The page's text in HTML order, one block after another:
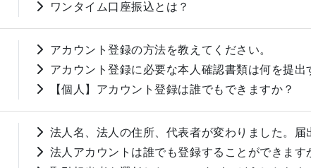
ワンタイム口座振込とは？
アカウント登録の方法を教えてください。
アカウント登録に必要な本人確認書類は何を提出
【個人】アカウント登録は誰でもできますか？
法人名、法人の住所、代表者が変わりました。届
法人アカウントは誰でも登録することができます